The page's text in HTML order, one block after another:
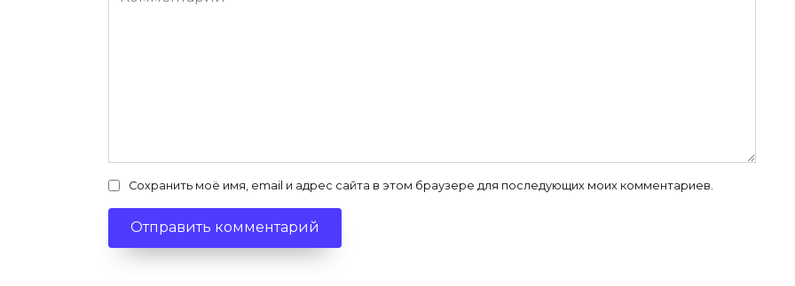
Сохранить моё имя, email и адрес сайта в этом браузере для последующих моих комментариев.